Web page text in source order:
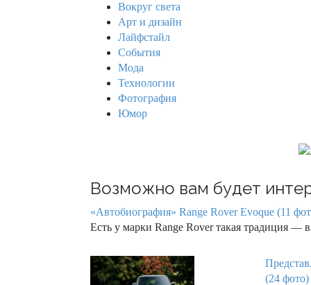
Вокруг света
Арт и дизайн
Лайфстайл
События
Мода
Технологии
Фотография
Юмор
Возможно вам будет
«Автобиография» Range Rover Evoque (11
Есть у марки Range Rover такая традиция —
(24 фото)